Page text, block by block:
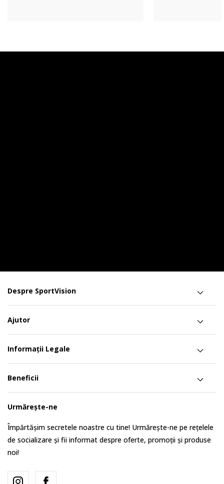
Despre SportVision
Ajutor
Informații Legale
Beneficii
Urmărește-ne
Împărtășim secretele noastre cu tine! Urmărește-ne pe rețelele
de socializare și fii informat despre oferte, promoții și produse
noi!